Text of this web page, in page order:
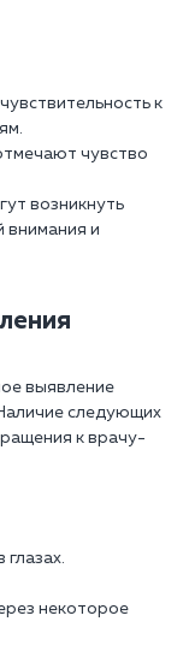
к
чувство
возникнуть
внимания и
выявление
следующих
к врачу-
некоторое